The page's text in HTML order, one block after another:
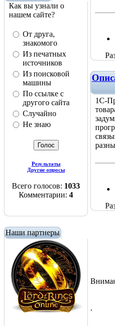
Как вы узнали о
нашем сайте?
От друга,
знакомого
Из печатных
источников
Из поисковой
машины
По ссылке с
другого сайта
Случайно
Не знаю
Результаты
Другие опросы
Всего голосов: 1033
Комментарии: 4
Наши партнеры
1С-
.